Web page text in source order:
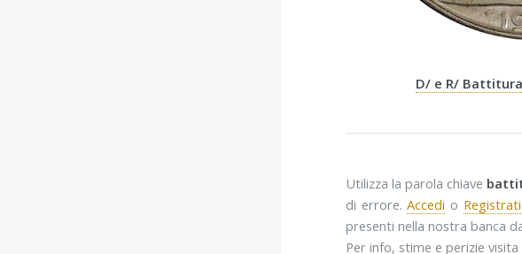
D/ e R/
Utilizza la parola chiave
di errore.Accedi o Registrati
presenti nella nostra banca
Per info, stime e perizie visita